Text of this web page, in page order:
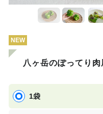
NEW
八ヶ岳のぽってり
1袋